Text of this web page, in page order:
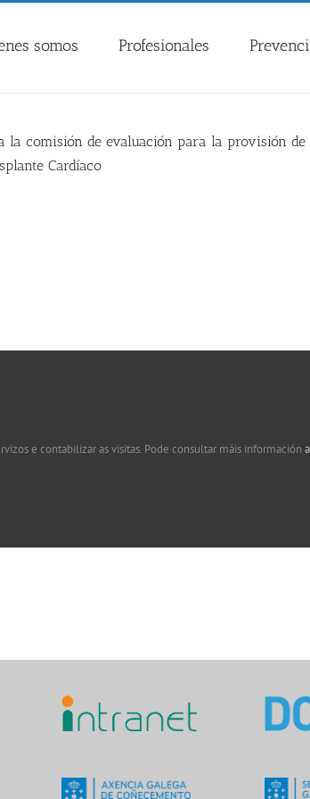
somos Profesionales
comisión de evaluación para la provisión de
Cardíaco
e contabilizar as visitas. Pode consultar máis información